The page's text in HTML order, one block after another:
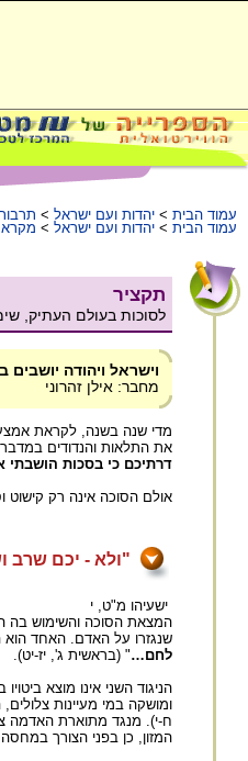
עמוד הבית > יהדות ועם ישראל >
עמוד הבית > יהדות ועם ישראל > מקרא
תקציר
לסוכות בעולם העתיק,
וישראל ויהודה
מחבר: אילן זהרוני
מדי שנה בשנה, לקראת אמצע
את התלאות והנדודים
דרתיכם כי בסכות הושבתי
אולם הסוכה אינה רק קישוט
"ולא - יכם שרב
ישעיהו מ"ט, י
המצאת הסוכה והשימוש בה
שנגזרו על האדם. האחד הוא
לחם…" (בראשית ג', יז-יט).
הניגוד השני אינו מוצא
ומושקה במי מעיינות
ח-י). מנגד מתוארת האדמה
המזון, כן בפני הצורך